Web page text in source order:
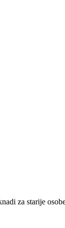
za starije